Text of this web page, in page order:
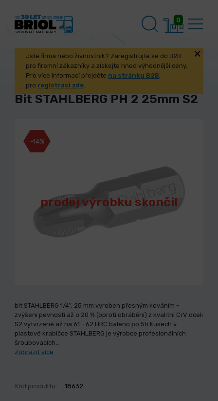
0
Jste firma nebo živnostník? Zaregistrujte se do B2B
pro firemní zákazníky a získejte hned výhodnější ceny.
Pro více informací přejděte na stránku B2B,
pro registraci zde.
Bit STAHLBERG PH 2 25mm S2
prodej výrobku skončil
-14%
bit STAHLBERG 1/4", 25 mm vyroben přesným kováním -
zvýšení pevnosti až o 20 % (oproti obrábění) z kvalitní CrV oceli
S2 vytvrzené až na 61 - 62 HRC baleno po 5ti kusech v
plastové krabičce STAHLBERG je výrobce profesionálních
šroubovacích…
Zobrazit více
Kód produktu: 18632